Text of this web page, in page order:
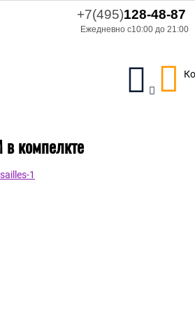
+7(495)128-48-87
Ежедневно с10:00 до 21:00
компелкте
1